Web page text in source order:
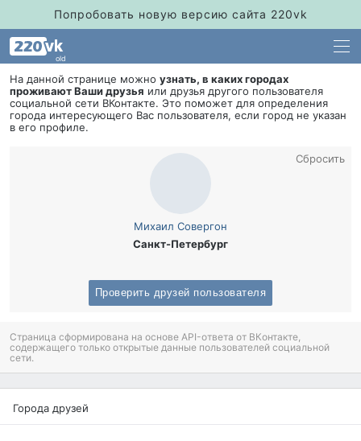
Попробовать новую версию сайта 220vk
old
На данной странице можно узнать, в каких городах
проживают Ваши друзья или друзья другого пользователя
социальной сети ВКонтакте. Это поможет для определения
орода интересующего Вас пользователя, если город не указан
его профиле.
Михаил Совергон
Санкт-Петербур
Сбросить
Проверить друзей пользователя
Страница сформирована на основе API-ответа от ВКонтакте,
содержащего только открытые данные пользователей социальной
сети.
Города друзей